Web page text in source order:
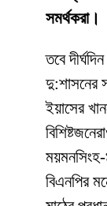
সমর্থকরা।
তবে
দু:শাসনের
ইয়াসের
বিএনপির